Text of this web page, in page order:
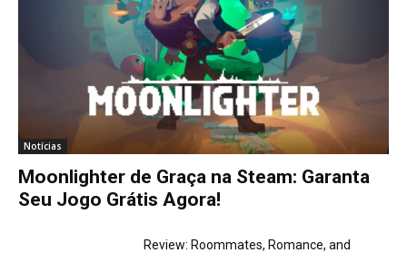
Notícias
Moonlighter de Graça na Steam: Garanta
Seu Jogo Grátis Agora!
Review: Roommates, Romance, and